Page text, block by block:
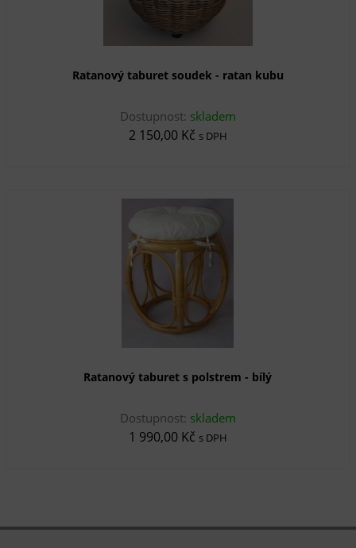
Ratanový taburet soudek - ratan kubu
Dostupnost: skladem
2 150,00 Kč s DPH
Ratanový taburet s polstrem - bílý
Dostupnost: skladem
1 990,00 Kč s DPH